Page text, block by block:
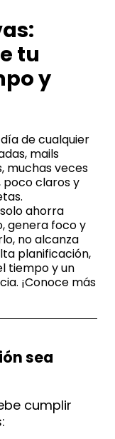
tu
y
de cualquier
mails
muchas veces
poco claros y
ahorra
genera foco y
no alcanza
planificación,
tiempo y un
¡Conoce más
sea
cumplir